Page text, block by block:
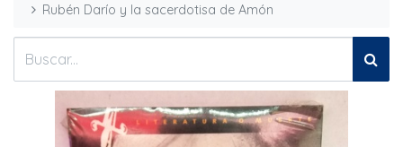
Rubén Darío y la sacerdotisa de Amón